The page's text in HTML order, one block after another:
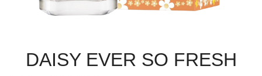
DAISY EVER SO FRESH